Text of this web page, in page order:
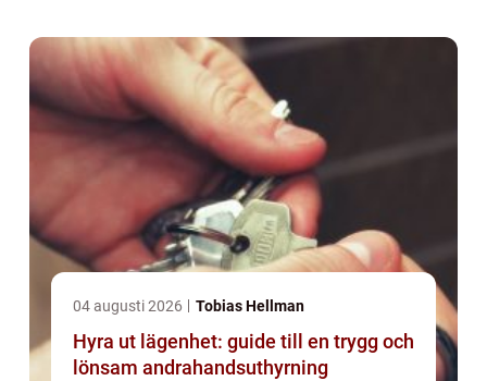
04 augusti 2026 Tobias Hellman
Hyra ut lägenhet: guide till en trygg och
lönsam andrahandsuthyrning